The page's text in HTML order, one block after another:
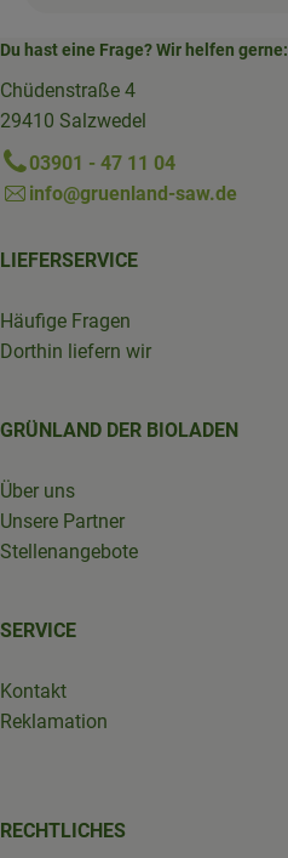
Du hast eine Frage? Wir helfen gerne:
Chüdenstraße 4
29410 Salzwedel
03901 - 47 11 04
info@gruenland-saw.de
LIEFERSERVICE
Häufige Fragen
Dorthin liefern wir
GRÜNLAND DER BIOLADEN
Über uns
Unsere Partner
Stellenangebote
SERVICE
Kontakt
Reklamation
RECHTLICHES